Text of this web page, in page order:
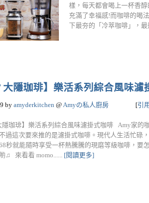
樣，每天都會喝上一杯香
充滿了幸福感!而咖啡的喝
下最夯的「冷萃咖啡」，
大隱珈琲】樂活系列綜合風味濾
by amyderkitchen @Amyの私人廚房 [引
隱珈琲】樂活系列綜合風味濾掛式咖啡 Amy家的
過這次要來推的是濾掛式咖啡。現代人生活忙碌
秒就能隨時享受一杯熱騰騰的現磨等級咖啡，要
♫ 來看看 momo...... [閱讀更多]